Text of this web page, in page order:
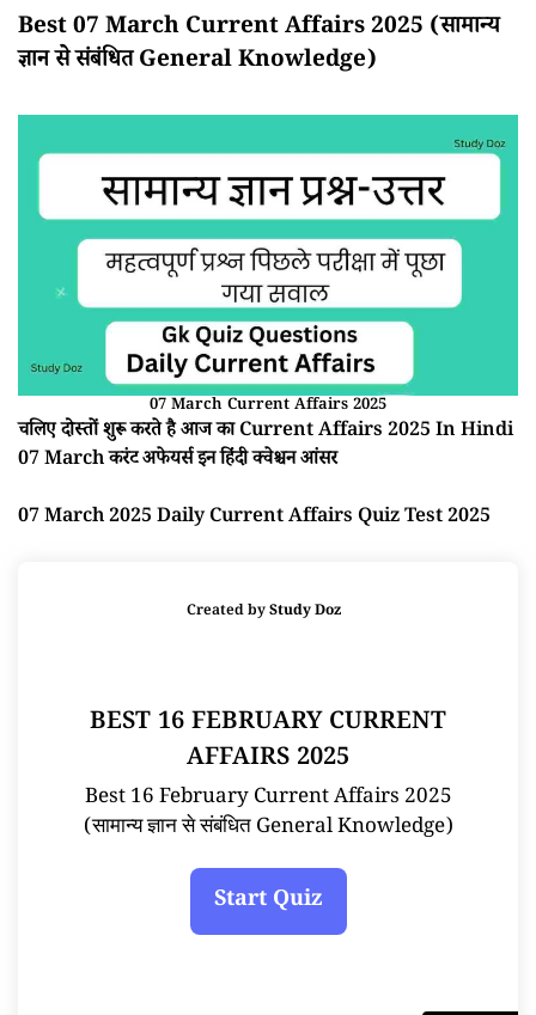
Best 07 March Current Affairs 2025 (सामान्य
ज्ञान से संबंधित General Knowledge)
07 March Current Affairs 2025
चलिए दोस्तों शुरू करते है आज का Current Affairs 2025 In Hindi
07 March करंट अफेयर्स इन हिंदी क्वेश्चन आंसर
07 March 2025 Daily Current Affairs Quiz Test 2025
Created byStudy Doz
BEST 16 FEBRUARY CURRENT
AFFAIRS 2025
Best 16 February Current Affairs 2025
(सामान्य ज्ञान से संबंधित General Knowledge)